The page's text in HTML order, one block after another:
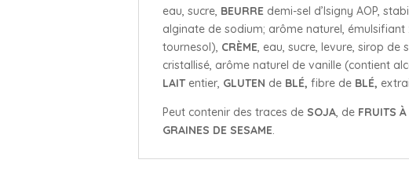
eau, sucre, BEURREdemi-sel d’Isigny AOP,
alginate de sodium; arôme naturel, émulsifiant
tournesol), CRÈME, eau, sucre, levure, sirop de
cristallisé, arôme naturel de vanille (contient
LAIT entier, GLUTEN de BLÉ, fibre de BLÉ,
Peut contenir des traces de SOJA, de FRUITS
GRAINES DE SESAME.